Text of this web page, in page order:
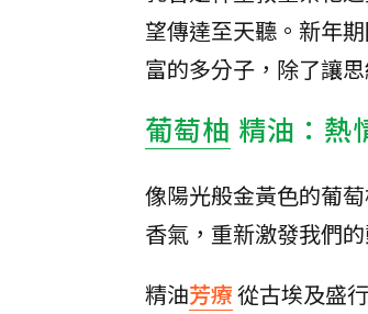
望傳達至天聽。新年
富的多分子，除了讓
葡萄柚 精油：熱
像陽光般金黃色的葡
香氣，重新激發我們
精油芳療從古埃及盛